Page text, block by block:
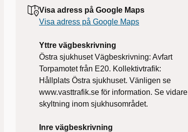
Visa adress på Google Maps
Visa adress på Google Maps
Yttre vägbeskrivning
Östra sjukhuset Vägbeskrivning: Avfart
Torpamotet från E20. Kollektivtrafik:
Hållplats Östra sjukhuset. Vänligen se
www.vasttrafik.se för information. Se vidare
skyltning inom sjukhusområdet.
Inre vägbeskrivning